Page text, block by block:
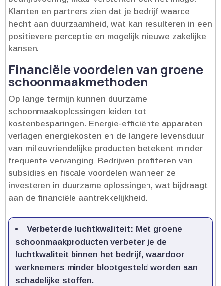
Klanten en partners zien dat je bedrijf waarde
hecht aan duurzaamheid, wat kan resulteren in een
positievere perceptie en mogelijk nieuwe zakelijke
kansen.​
Financiële voordelen van groene
schoonmaakmethoden
Op lange termijn kunnen duurzame
schoonmaakoplossingen leiden tot
kostenbesparingen.​ Energie-efficiënte apparaten
verlagen energiekosten en de langere levensduur
van milieuvriendelijke producten betekent minder
frequente vervanging.​ Bedrijven profiteren van
subsidies en fiscale voordelen wanneer ze
investeren in duurzame oplossingen, wat bijdraagt
aan de financiële aantrekkelijkheid.​
Verbeterde luchtkwaliteit: Met groene
schoonmaakproducten verbeter je de
luchtkwaliteit binnen het bedrijf, waardoor
werknemers minder blootgesteld worden aan
schadelijke stoffen.​